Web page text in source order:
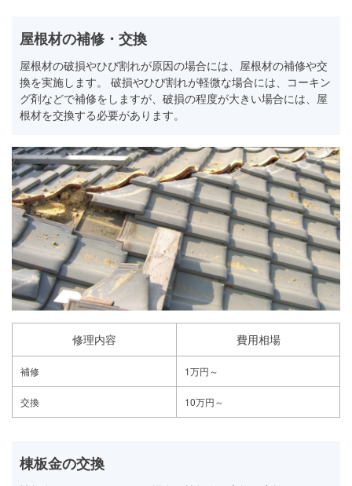
屋根材の補修・交換
屋根材の破損やひび割れが原因の場合には、屋根材の補修や交
換を実施します。 破損やひび割れが軽微な場合には、コーキン
グ剤などで補修をしますが、破損の程度が大きい場合には、屋
根材を交換する必要があります。
修理内容 費用相場
補修 1万円～
交換 10万円～
棟板金の交換